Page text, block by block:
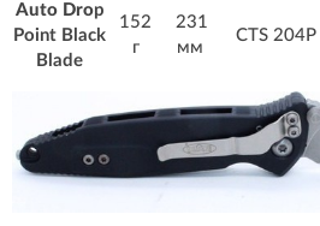
Auto Drop
Point Black
Blade
152
г
231
мм
CTS 204P